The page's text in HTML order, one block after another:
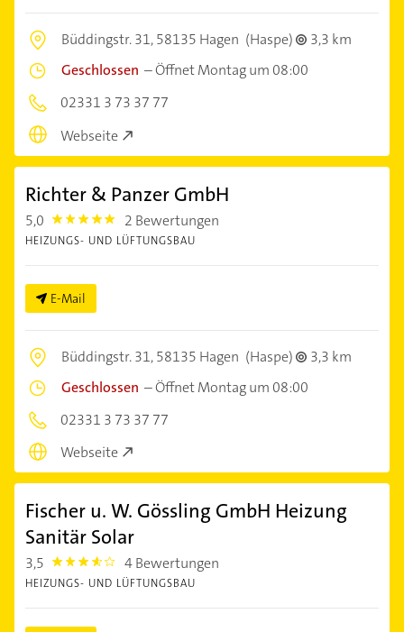
Büddingstr. 31,58135 Hagen (Haspe)
3,3 km
Geschlossen –Öffnet Montag um 08:00
02331 3 73 37 77
Webseite
Richter & Panzer GmbH
5,0 5.0 2 Bewertungen
HEIZUNGS- UND LÜFTUNGSBAU
E-Mail
Büddingstr. 31,58135 Hagen (Haspe)
3,3 km
Geschlossen –Öffnet Montag um 08:00
02331 3 73 37 77
Webseite
Fischer u. W. Gössling GmbH Heizung
Sanitär Solar
3,5 3.5 4 Bewertungen
HEIZUNGS- UND LÜFTUNGSBAU